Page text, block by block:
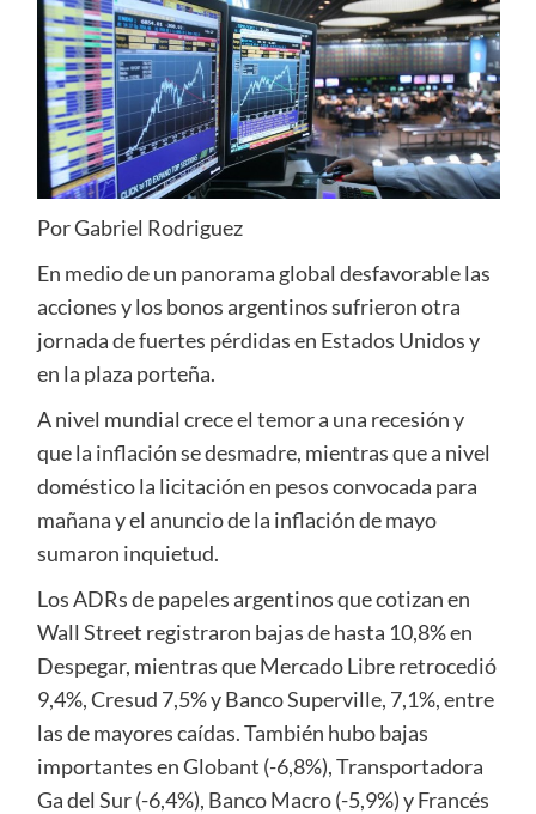
Por Gabriel Rodriguez
En medio de un panorama global desfavorable las
acciones y los bonos argentinos sufrieron otra
jornada de fuertes pérdidas en Estados Unidos y
en la plaza porteña.
A nivel mundial crece el temor a una recesión y
que la inflación se desmadre, mientras que a nivel
doméstico la licitación en pesos convocada para
mañana y el anuncio de la inflación de mayo
sumaron inquietud.
Los ADRs de papeles argentinos que cotizan en
Wall Street registraron bajas de hasta 10,8% en
Despegar, mientras que Mercado Libre retrocedió
9,4%, Cresud 7,5% y Banco Superville, 7,1%, entre
las de mayores caídas. También hubo bajas
importantes en Globant (-6,8%), Transportadora
Ga del Sur (-6,4%), Banco Macro (-5,9%) y Francés